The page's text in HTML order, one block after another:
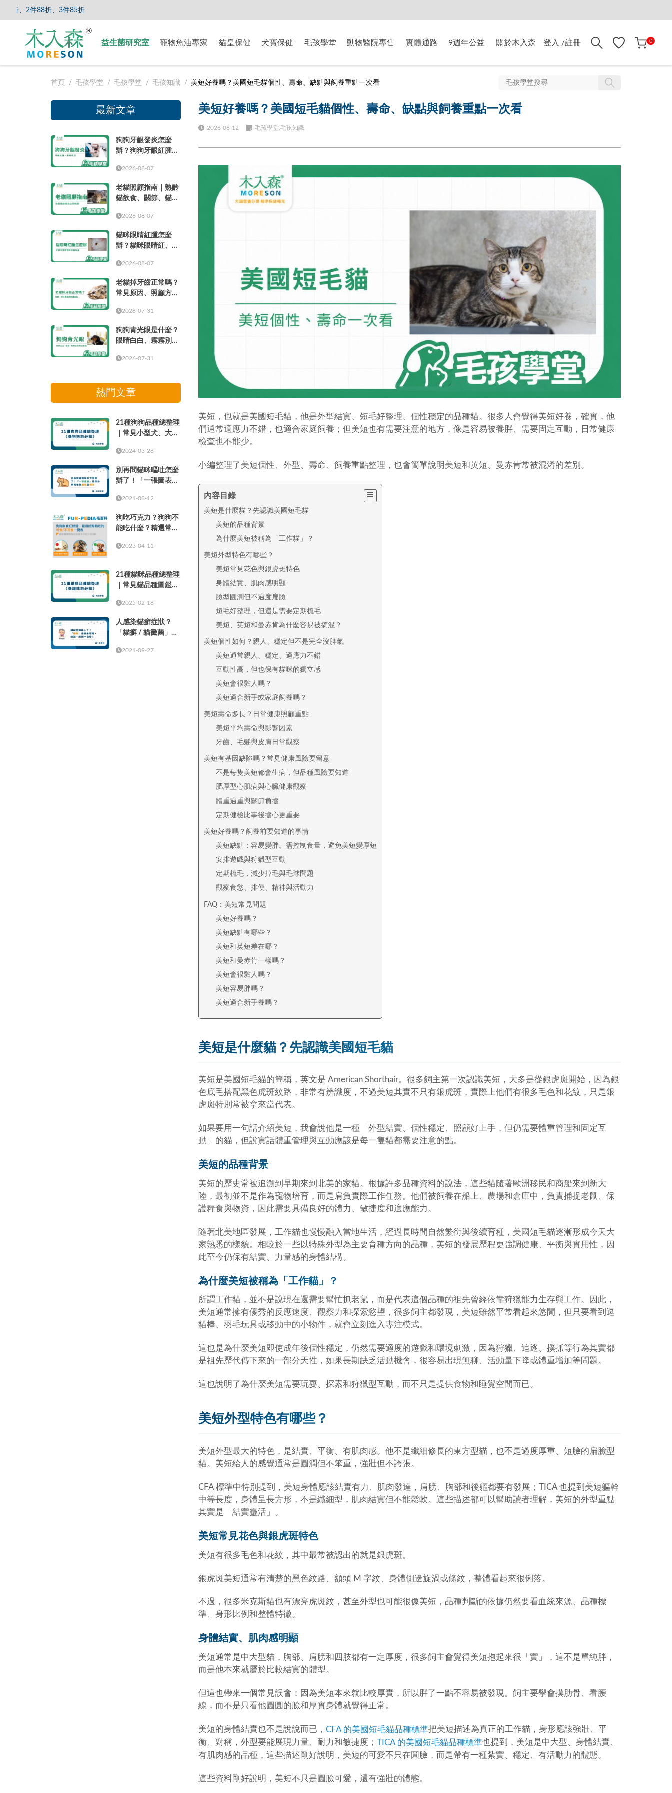
、3件85折
益生菌研究室 寵物魚油專家 貓皇保健 犬寶保健 毛孩學堂 動物醫院專售 實體通路 9週年公益 關於木入森 登入 /註冊 0
首頁 毛孩學堂 毛孩學堂 毛孩知識 美短好養嗎？美國短毛貓個性、壽命、缺點與飼養重點一次看
美短好養嗎？美國短毛貓個性、壽命、缺點與飼養重點一次看
2026-06-12 毛孩學堂,毛孩知識
美短，也就是美國短毛貓，他是外型結實、短毛好整理、個性穩定的品種貓。很多人會覺得美短好養，確實，他
們通常適應力不錯，也適合家庭飼養；但美短也有需要注意的地方，像是容易被養胖、需要固定互動，日常健康
檢查也不能少。
小編整理了美短個性、外型、壽命、飼養重點整理，也會簡單說明美短和英短、曼赤肯常被混淆的差別。
內容目錄
美短是什麼貓？先認識美國短毛貓
美短的品種背景
為什麼美短被稱為「工作貓」？
美短外型特色有哪些？
美短常見花色與銀虎斑特色
身體結實、肌肉感明顯
臉型圓潤但不過度扁臉
短毛好整理，但還是需要定期梳毛
美短、英短和曼赤肯為什麼容易被搞混？
美短個性如何？親人、穩定但不是完全沒脾氣
美短通常親人、穩定、適應力不錯
互動性高，但也保有貓咪的獨立感
美短會很黏人嗎？
美短適合新手或家庭飼養嗎？
美短壽命多長？日常健康照顧重點
美短平均壽命與影響因素
牙齒、毛髮與皮膚日常觀察
美短有基因缺陷嗎？常見健康風險要留意
不是每隻美短都會生病，但品種風險要知道
肥厚型心肌病與心臟健康觀察
體重過重與關節負擔
定期健檢比事後擔心更重要
美短好養嗎？飼養前要知道的事情
美短缺點：容易變胖。需控制食量，避免美短變厚短
安排遊戲與狩獵型互動
定期梳毛，減少掉毛與毛球問題
觀察食慾、排便、精神與活動力
FAQ：美短常見問題
美短好養嗎？
美短缺點有哪些？
美短和英短差在哪？
美短和曼赤肯一樣嗎？
美短會很黏人嗎？
美短容易胖嗎？
美短適合新手養嗎？
美短是什麼貓？先認識美國短毛貓
美短是美國短毛貓的簡稱，英文是 American Shorthair。很多飼主第一次認識美短，大多是從銀虎斑開始，因為銀
色底毛搭配黑色虎斑紋路，非常有辨識度，不過美短其實不只有銀虎斑，實際上他們有很多毛色和花紋，只是銀
虎斑特別常被拿來當代表。
如果要用一句話介紹美短，我會說他是一種「外型結實、個性穩定、照顧好上手，但仍需要體重管理和固定互
動」的貓，但說實話體重管理與互動應該是每一隻貓都需要注意的點。
美短的品種背景
美短的歷史常被追溯到早期來到北美的家貓。根據許多品種資料的說法，這些貓隨著歐洲移民和商船來到新大
陸，最初並不是作為寵物培育，而是肩負實際工作任務。他們被飼養在船上、農場和倉庫中，負責捕捉老鼠、保
護糧食與物資，因此需要具備良好的體力、敏捷度和適應能力。
隨著北美地區發展，工作貓也慢慢融入當地生活，經過長時間自然繁衍與後續育種，美國短毛貓逐漸形成今天大
家熟悉的樣貌。相較於一些以特殊外型為主要育種方向的品種，美短的發展歷程更強調健康、平衡與實用性，因
此至今仍保有結實、力量感的身體結構。
為什麼美短被稱為「工作貓」？
所謂工作貓，並不是說現在還需要幫忙抓老鼠，而是代表這個品種的祖先曾經依靠狩獵能力生存與工作。因此，
美短通常擁有優秀的反應速度、觀察力和探索慾望，很多飼主都發現，美短雖然平常看起來悠閒，但只要看到逗
貓棒、羽毛玩具或移動中的小物件，就會立刻進入專注模式。
這也是為什麼美短即使成年後個性穩定，仍然需要適度的遊戲和環境刺激，因為狩獵、追逐、撲抓等行為其實都
是祖先歷代傳下來的一部分天性，如果長期缺乏活動機會，很容易出現無聊、活動量下降或體重增加等問題。
這也說明了為什麼美短需要玩耍、探索和狩獵型互動，而不只是提供食物和睡覺空間而已。
美短外型特色有哪些？
美短外型最大的特色，是結實、平衡、有肌肉感。他不是纖細修長的東方型貓，也不是過度厚重、短臉的扁臉型
貓。美短給人的感覺通常是圓潤但不笨重，強壯但不誇張。
CFA 標準中特別提到，美短身體應該結實有力、肌肉發達，肩膀、胸部和後軀都要有發展；TICA 也提到美短軀幹
中等長度，身體呈長方形，不是纖細型，肌肉結實但不能鬆軟。這些描述都可以幫助讀者理解，美短的外型重點
其實是「結實靈活」。
美短常見花色與銀虎斑特色
美短有很多毛色和花紋，其中最常被認出的就是銀虎斑。
銀虎斑美短通常有清楚的黑色紋路、額頭 M 字紋、身體側邊旋渦或條紋，整體看起來很俐落。
不過，很多米克斯貓也有漂亮虎斑紋，甚至外型也可能很像美短，品種判斷的依據仍然要看血統來源、品種標
準、身形比例和整體特徵。
身體結實、肌肉感明顯
美短通常是中大型貓，胸部、肩膀和四肢都有一定厚度，很多飼主會覺得美短抱起來很「實」，這不是單純胖，
而是他本來就屬於比較結實的體型。
但這也帶來一個常見誤會：因為美短本來就比較厚實，所以胖了一點不容易被發現。飼主要學會摸肋骨、看腰
線，而不是只看他圓圓的臉和厚實身體就覺得正常。
美短的身體結實也不是說說而已， CFA 的美國短毛貓品種標準把美短描述為真正的工作貓，身形應該強壯、平
衡、對稱，外型要能展現力量、耐力和敏捷度； TICA 的美國短毛貓品種標準也提到，美短是中大型、身體結實、
有肌肉感的品種，這些描述剛好說明，美短的可愛不只在圓臉，而是帶有一種紮實、穩定、有活動力的體態。
這些資料剛好說明，美短不只是圓臉可愛，還有強壯的體態。
最新文章
狗狗牙齦發炎怎麼
辦？狗狗牙齦紅腫、
2026-08-07
老貓照顧指南｜熟齡
貓飲食、關節、貓砂
2026-08-07
貓咪眼睛紅腫怎麼
辦？貓咪眼睛紅、眼
2026-08-07
老貓掉牙齒正常嗎？
常見原因、照顧方式
2026-07-31
狗狗青光眼是什麼？
眼睛白白、霧霧別只
2026-07-31
熱門文章
21種狗狗品種總整理
｜常見小型犬、大型
2024-03-28
別再問貓咪嘔吐怎麼
辦了！「一張圖表」
與頻率
2021-08-12
狗吃巧克力？狗狗不
能吃什麼？精選常見
2023-04-11
21種貓咪品種總整理
｜常見貓品種圖鑑，
2025-02-18
人感染貓癬症狀？
「貓癬 / 貓黴菌」治
因一次看！
2021-09-27